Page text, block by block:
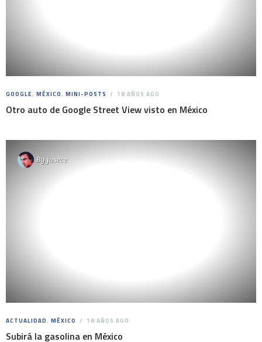
GOOGLE, MÉXICO, MINI-POSTS 18 AÑOS AGO
Otro auto de Google Street View visto en México
By josece
ACTUALIDAD, MÉXICO 18 AÑOS AGO
Subirá la gasolina en México